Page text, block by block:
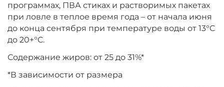
программах, ПВА стиках и растворимых пакетах
при ловле в теплое время года – от начала июня
до конца сентября при температуре воды от 13°C
до 20+°C.
Содержание жиров: от 25 до 31%*
*В зависимости от размера